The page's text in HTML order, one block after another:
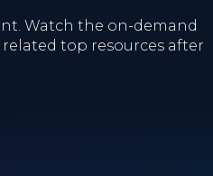
Watch the on-demand
top resources after